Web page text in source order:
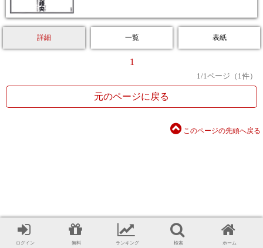
詳細 一覧 表紙
1
1/1ページ（ 1件）
元のページに戻る
このページの先頭へ戻る
ログイン 無料 ランキング 検索 ホーム